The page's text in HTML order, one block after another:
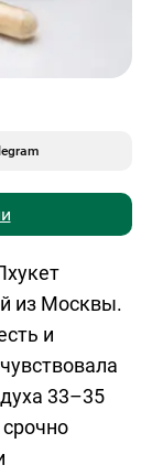
из Москвы.
и
33–35